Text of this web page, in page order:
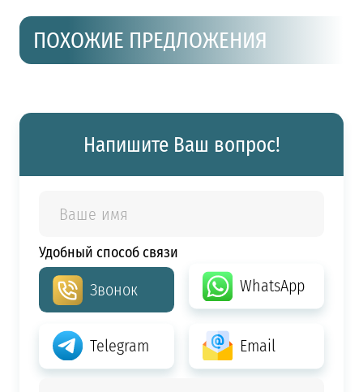
ПОХОЖИЕ ПРЕДЛОЖЕНИЯ
Напишите Ваш вопрос!
Удобный способ связи
Звонок WhatsApp
Telegram Email